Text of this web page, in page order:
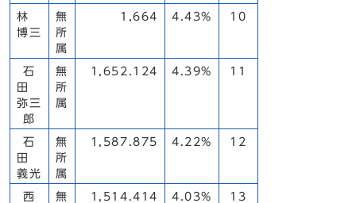
林
博三
無
所
属
1,664 4.43% 10
石
田
弥三
郎
無
所
属
1,652.124 4.39% 11
石
田
義光
無
所
属
1,587.875 4.22% 12
西
無
1,514.414 4.03% 13